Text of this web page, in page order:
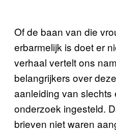
Of de baan van die
erbarmelijk is doet er
verhaal vertelt ons
belangrijkers over
aanleiding van slechts
onderzoek ingesteld.
brieven niet waren